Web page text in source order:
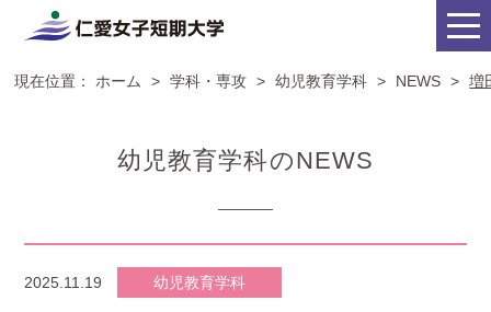
現在位置： ホーム > 学科・専攻 > 幼児教育学科 > NEWS > 増
幼児教育学科のNEWS
2025.11.19 幼児教育学科